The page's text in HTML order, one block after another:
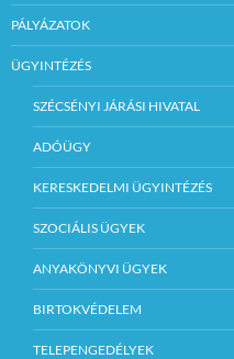
PÁLYÁZATOK
ÜGYINTÉZÉS
SZÉCSÉNYI JÁRÁSI HIVATAL
ADÓÜGY
KERESKEDELMI ÜGYINTÉZÉS
SZOCIÁLIS ÜGYEK
ANYAKÖNYVI ÜGYEK
BIRTOKVÉDELEM
TELEPENGEDÉLYEK